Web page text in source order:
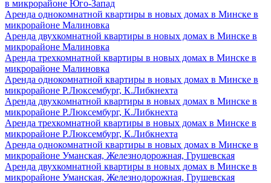
в микрорайоне Юго-Запад
Аренда однокомнатной квартиры в новых домах в Минске в
микрорайоне Малиновка
Аренда двухкомнатной квартиры в новых домах в Минске в
микрорайоне Малиновка
Аренда трехкомнатной квартиры в новых домах в Минске в
микрорайоне Малиновка
Аренда однокомнатной квартиры в новых домах в Минске в
микрорайоне Р.Люксембург, К.Либкнехта
Аренда двухкомнатной квартиры в новых домах в Минске в
микрорайоне Р.Люксембург, К.Либкнехта
Аренда трехкомнатной квартиры в новых домах в Минске в
микрорайоне Р.Люксембург, К.Либкнехта
Аренда однокомнатной квартиры в новых домах в Минске в
микрорайоне Уманская, Железнодорожная, Грушевская
Аренда двухкомнатной квартиры в новых домах в Минске в
микрорайоне Уманская, Железнодорожная, Грушевская